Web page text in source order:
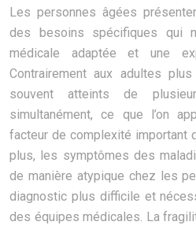
Les personnes âgées
des besoins spécifiques qui
médicale adaptée et une
Contrairement aux adultes
souvent atteints de
simultanément, ce que l’on
facteur de complexité important
plus, les symptômes des
de manière atypique chez les
diagnostic plus difficile et
des équipes médicales. La